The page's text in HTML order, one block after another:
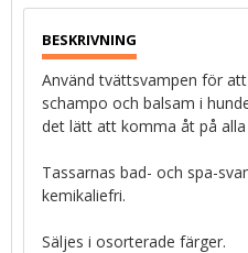
Använd tvättsvampen för
schampo och balsam i
det lätt att komma åt på alla
Tassarnas bad- och spa-
kemikaliefri.
Säljes i osorterade färger.